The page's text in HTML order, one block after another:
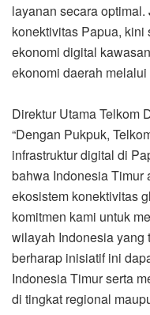
layanan secara
konektivitas Papua,
ekonomi digital
ekonomi daerah
Direktur Utama Telkom
“Dengan Pukpuk,
infrastruktur digital di
bahwa Indonesia Timur
ekosistem konektivitas
komitmen kami untuk
wilayah Indonesia yang
berharap inisiatif ini
Indonesia Timur serta
di tingkat regional